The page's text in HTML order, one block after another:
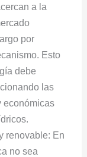
a la
por
Esto
debe
las
económicas
renovable: En
no sea